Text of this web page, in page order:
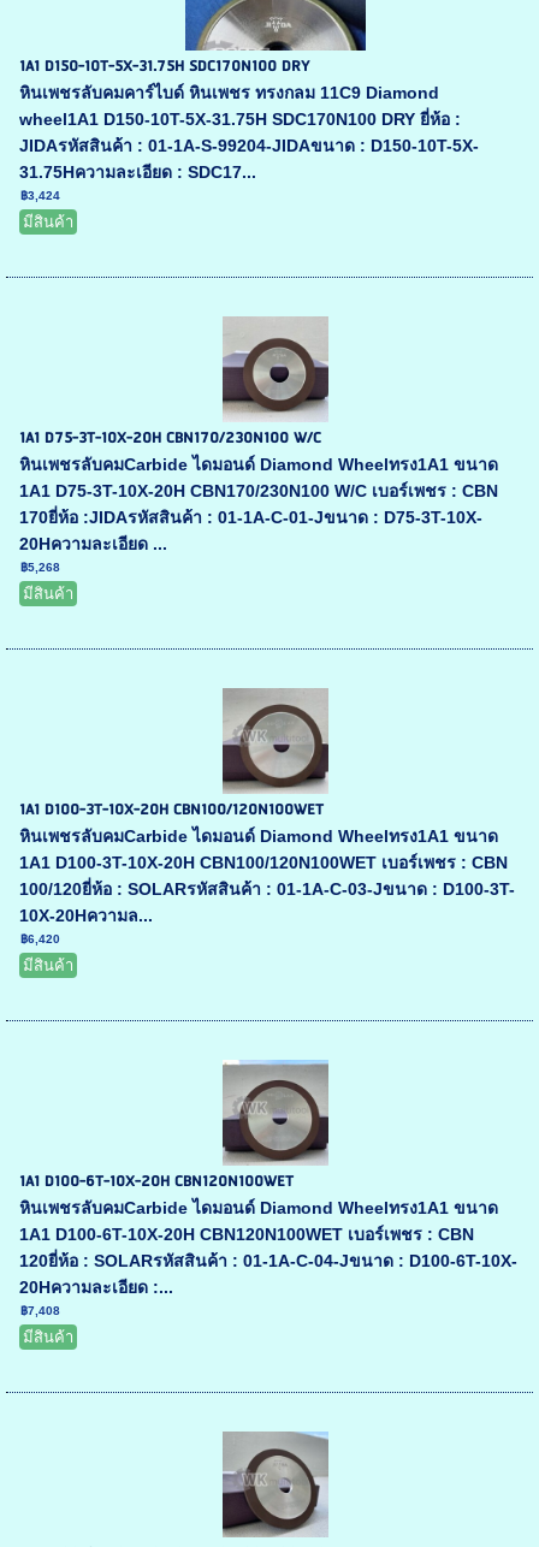
1A1 D150-10T-5X-31.75H SDC170N100 DRY
หินเพชรลับคมคาร์ไบด์ หินเพชร ทรงกลม 11C9 Diamond
wheel1A1 D150-10T-5X-31.75H SDC170N100 DRY ยี่ห้อ :
JIDAรหัสสินค้า : 01-1A-S-99204-JIDAขนาด : D150-10T-5X-
31.75Hความละเอียด : SDC17...
฿3,424
มีสินค้า
1A1 D75-3T-10X-20H CBN170/230N100 W/C
หินเพชรลับคมCarbide ไดมอนด์ Diamond Wheelทรง1A1 ขนาด
1A1 D75-3T-10X-20H CBN170/230N100 W/C เบอร์เพชร : CBN
170ยี่ห้อ :JIDAรหัสสินค้า : 01-1A-C-01-Jขนาด : D75-3T-10X-
20Hความละเอียด ...
฿5,268
มีสินค้า
1A1 D100-3T-10X-20H CBN100/120N100WET
หินเพชรลับคมCarbide ไดมอนด์ Diamond Wheelทรง1A1 ขนาด
1A1 D100-3T-10X-20H CBN100/120N100WET เบอร์เพชร : CBN
100/120ยี่ห้อ : SOLARรหัสสินค้า : 01-1A-C-03-Jขนาด : D100-3T-
10X-20Hความล...
฿6,420
มีสินค้า
1A1 D100-6T-10X-20H CBN120N100WET
หินเพชรลับคมCarbide ไดมอนด์ Diamond Wheelทรง1A1 ขนาด
1A1 D100-6T-10X-20H CBN120N100WET เบอร์เพชร : CBN
120ยี่ห้อ : SOLARรหัสสินค้า : 01-1A-C-04-Jขนาด : D100-6T-10X-
20Hความละเอียด :...
฿7,408
มีสินค้า